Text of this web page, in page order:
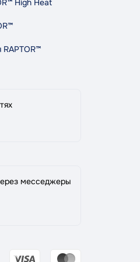
High Heat
месседжеры